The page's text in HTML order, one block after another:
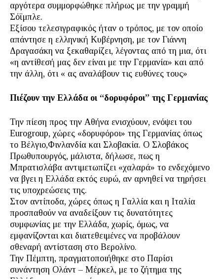
αργότερα συμμορφώθηκε πλήρως με την γραμμή
Σόϊμπλε.
Εξίσου τελεσιγραφικός ήταν ο τρόπος, με τον οποίο
απάντησε η ελληνική Κυβέρνηση, με τον Γιάννη
Δραγασάκη να ξεκαθαρίζει, λέγοντας από τη μια, ότι
«η αντίθεσή μας δεν είναι με την Γερμανία» και από
την άλλη, ότι « ας αναλάβουν τις ευθύνες τους»
Πιέζουν την Ελλάδα οι “δορυφόροι” της Γερμανίας
Την πίεση προς την Αθήνα ενισχύουν, ενόψει του
Eurogroup, χώρες «δορυφόροι» της Γερμανίας όπως
το Βέλγιο,Φινλανδία και Σλοβακία. O Σλοβάκος
Πρωθυπουργός, μάλιστα, δήλωσε, πως η
Μπρατισλάβα αντιμετωπίζει «χαλαρά» το ενδεχόμενο
να βγει η Ελλάδα εκτός ευρώ, αν αρνηθεί να τηρήσει
τις υποχρεώσεις της.
Στον αντίποδα, χώρες όπως η Γαλλία και η Ιταλία
προσπαθούν να αναδείξουν τις δυνατότητες
συμφωνίας με την Ελλάδα, χωρίς, όμως, να
εμφανίζονται και διατεθειμένες να προβάλουν
σθεναρή αντίσταση στο Βερολίνο.
Την Πέμπτη, πραγματοποιήθηκε στο Παρίσι
συνάντηση Ολάντ – Μέρκελ, με το ζήτημα της